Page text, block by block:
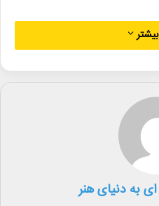
با دبیری محمد حمیدی مقدم
ملی و بین‌الملل،
هجدهمین جشنواره
به دنیای هنر